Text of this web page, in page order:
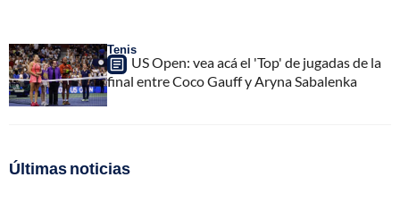
Tenis
US Open: vea acá el 'Top' de jugadas de la
final entre Coco Gauff y Aryna Sabalenka
Últimas noticias